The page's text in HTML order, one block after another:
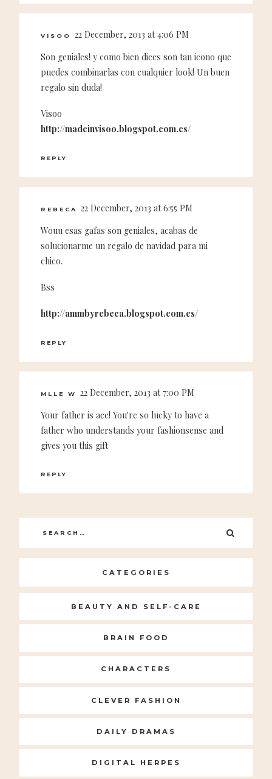
VISOO
22 December, 2013 at 4:06 PM
Son geniales! y como bien dices son tan icono que
puedes combinarlas con cualquier look! Un buen
regalo sin duda!
Visoo
http://madeinvisoo.blogspot.com.es/
REPLY
REBECA
22 December, 2013 at 6:55 PM
Wouu esas gafas son geniales, acabas de
solucionarme un regalo de navidad para mi
chico.
Bss
http://ammbyrebeca.blogspot.com.es/
REPLY
MLLE W
22 December, 2013 at 7:00 PM
Your father is ace! You're so lucky to have a
father who understands your fashionsense and
gives you this gift
REPLY
Search
for:
CATEGORIES
BEAUTY AND SELF-CARE
BRAIN FOOD
CHARACTERS
CLEVER FASHION
DAILY DRAMAS
DIGITAL HERPES